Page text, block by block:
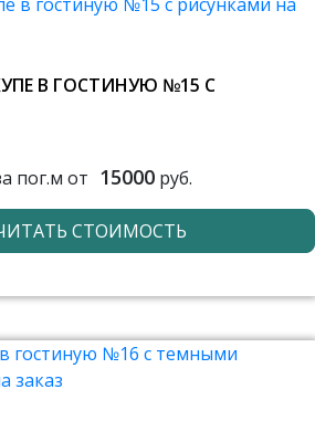
В ГОСТИНУЮ №15 С
пог.м от 15000руб.
СТОИМОСТЬ